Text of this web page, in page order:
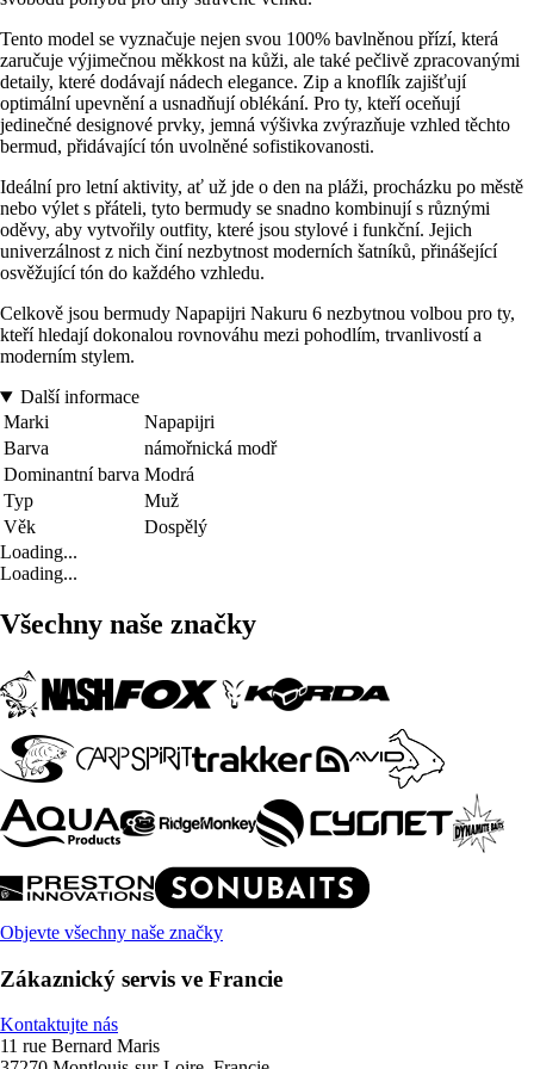
Tento model se vyznačuje nejen svou 100% bavlněnou přízí, která
zaručuje výjimečnou měkkost na kůži, ale také pečlivě zpracovanými
detaily, které dodávají nádech elegance. Zip a knoflík zajišťují
optimální upevnění a usnadňují oblékání. Pro ty, kteří oceňují
jedinečné designové prvky, jemná výšivka zvýrazňuje vzhled těchto
bermud, přidávající tón uvolněné sofistikovanosti.
Ideální pro letní aktivity, ať už jde o den na pláži, procházku po městě
nebo výlet s přáteli, tyto bermudy se snadno kombinují s různými
oděvy, aby vytvořily outfity, které jsou stylové i funkční. Jejich
univerzálnost z nich činí nezbytnost moderních šatníků, přinášející
osvěžující tón do každého vzhledu.
Celkově jsou bermudy Napapijri Nakuru 6 nezbytnou volbou pro ty,
kteří hledají dokonalou rovnováhu mezi pohodlím, trvanlivostí a
moderním stylem.
Další informace
Marki
Napapijri
Barva
námořnická modř
Dominantní barva Modrá
Typ
Muž
Věk
Dospělý
Loading...
Loading...
Všechny naše značky
Objevte všechny naše značky
Zákaznický servis ve Francie
Kontaktujte nás
11 rue Bernard Maris